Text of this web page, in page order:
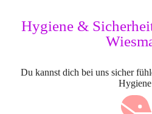
Hygiene &
Du kannst dich bei uns sicher